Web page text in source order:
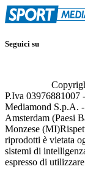
Seguici su
P.Iva 03976881007
Mediamond S.p.A.
Amsterdam (Paesi
Monzese (MI)
riprodotti è vietata
sistemi di
espresso di